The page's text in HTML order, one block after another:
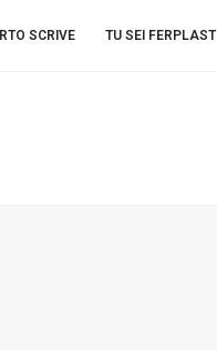
SCRIVE TU SEI FERPLAST